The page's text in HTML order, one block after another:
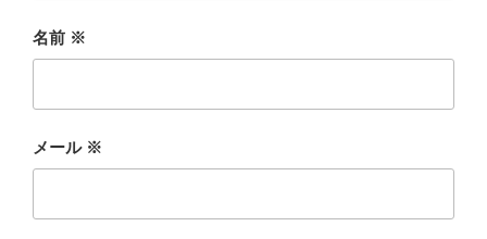
名前 ※
メール ※